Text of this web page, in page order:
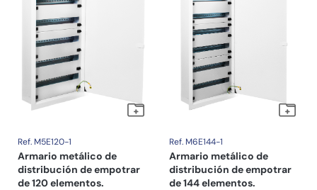
Ref. M5E120-1
Armario metálico de
distribución de empotrar
de 120 elementos.
Ref. M6E144-1
Armario metálico de
distribución de empotrar
de 144 elementos.